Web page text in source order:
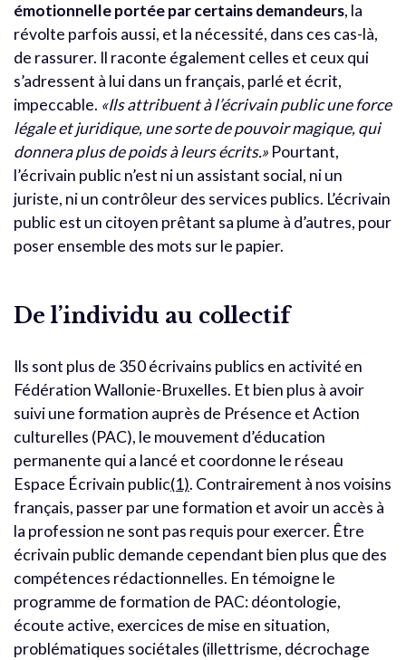
émotionnelle portée par certains demandeurs, la
révolte parfois aussi, et la nécessité, dans ces cas-là,
de rassurer. Il raconte également celles et ceux qui
s’adressent à lui dans un français, parlé et écrit,
impeccable. «Ils attribuent à l’écrivain public une force
légale et juridique, une sorte de pouvoir magique, qui
donnera plus de poids à leurs écrits.» Pourtant,
l’écrivain public n’est ni un assistant social, ni un
juriste, ni un contrôleur des services publics. L’écrivain
public est un citoyen prêtant sa plume à d’autres, pour
poser ensemble des mots sur le papier.
De l’individu au collectif
Ils sont plus de 350 écrivains publics en activité en
Fédération Wallonie-Bruxelles. Et bien plus à avoir
suivi une formation auprès de Présence et Action
culturelles (PAC), le mouvement d’éducation
permanente qui a lancé et coordonne le réseau
Espace Écrivain public(1). Contrairement à nos voisins
français, passer par une formation et avoir un accès à
la profession ne sont pas requis pour exercer. Être
écrivain public demande cependant bien plus que des
compétences rédactionnelles. En témoigne le
programme de formation de PAC: déontologie,
écoute active, exercices de mise en situation,
problématiques sociétales (illettrisme, décrochage